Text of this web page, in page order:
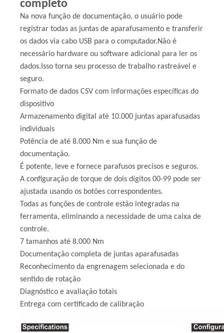
completo
Na nova função de documentação, o usuário pode
registrar todas as juntas de aparafusamento e transferir
os dados via cabo USB para o computador.Não é
necessário hardware ou software adicional para ler os
dados.Isso torna seu processo de trabalho rastreável e
seguro.
Formato de dados CSV com informações específicas do
dispositivo
Armazenamento digital até 10.000 juntas aparafusadas
individuais
Potência de até 8.000 Nm e sua função de
documentação.
É potente, leve e fornece parafusos precisos e seguros.
A configuração de torque de dois dígitos 00-99 pode ser
ajustada usando os botões correspondentes.
Todas as funções de controle estão integradas na
ferramenta, eliminando a necessidade de uma caixa de
controle.
7 tamanhos até 8.000 Nm
Documentação completa de juntas aparafusadas
Reconhecimento da engrenagem selecionada e do
sentido de rotação
Diagnóstico e avaliação totais
Entrega com certificado de calibração